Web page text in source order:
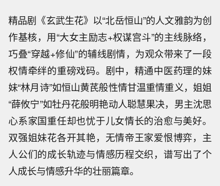
精品剧《玄武生花》以“北岳恒山”的人文雅韵为创
作基核，用“大女主励志+权谋宫斗”的主线脉络，
巧叠“穿越+修仙”的辅线剧情，为观众带来了一段
权情牵绊的重磅戏码。剧中，精通中医药理的妹
妹“林月诗”如恒山黄芪般性情甘温重情重义，姐姐
“薛攸宁”如牡丹花般明艳动人聪慧果决，男主沈思
心系家国重任却也忧于儿女情长的治愈与美好。
双强姐妹花各开其艳，无情帝王家爱恨博弈，主
人公们的成长轨迹与情感历程交织，谱写出了个
人成长与情感升华的壮丽篇章。